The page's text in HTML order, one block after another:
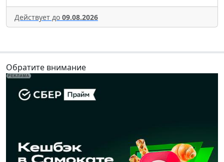
Действует до 09.08.2026
Обратите внимание